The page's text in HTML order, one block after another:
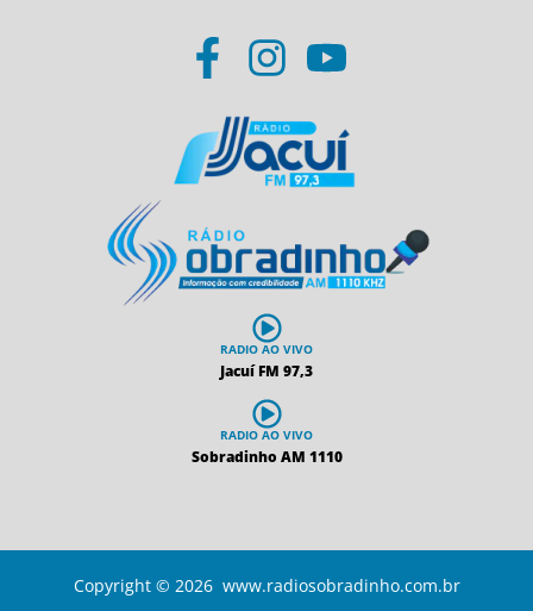
RADIO AO VIVO
Jacuí FM 97,3
RADIO AO VIVO
Sobradinho AM 1110
Copyright © 2026 www.radiosobradinho.com.br